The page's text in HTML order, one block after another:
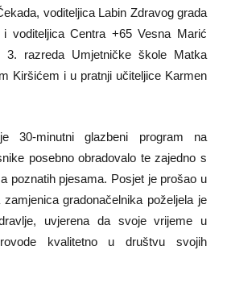
voditeljica Labin Zdravog grada
voditeljica Centra +65 Vesna Marić
3. razreda Umjetničke škole Matka
Kiršićem i u pratnji učiteljice Karmen
30-minutni glazbeni program na
posebno obradovalo te zajedno s
poznatih pjesama. Posjet je prošao u
gradonačelnika poželjela je
uvjerena da svoje vrijeme u
kvalitetno u društvu svojih